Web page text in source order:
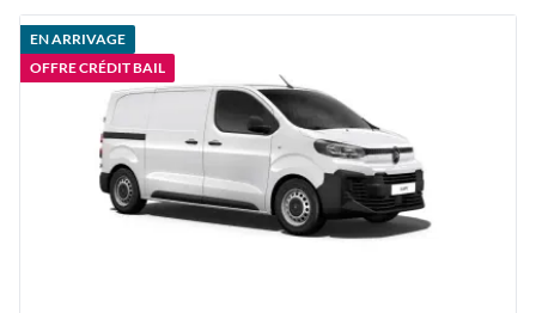
EN ARRIVAGE
OFFRE CRÉDIT BAIL